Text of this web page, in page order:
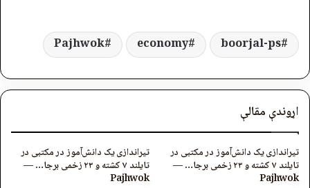
boorjal-ps
economy
Pajhwok
اړوندې مقالې
تیراندازی یک دانش‌آموز در مکتبی در
تایلند ۷ کشته و ۲۳ زخمی برجا… —
Pajhwok
تیراندازی یک دانش‌آموز در مکتبی در
تایلند ۷ کشته و ۲۳ زخمی برجا… —
Pajhwok